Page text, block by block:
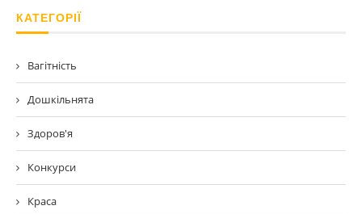
КАТЕГОРІЇ
Вагітність
Дошкільнята
Здоров'я
Конкурси
Краса